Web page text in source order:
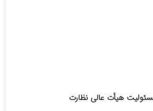
هیأت عالی نظارت